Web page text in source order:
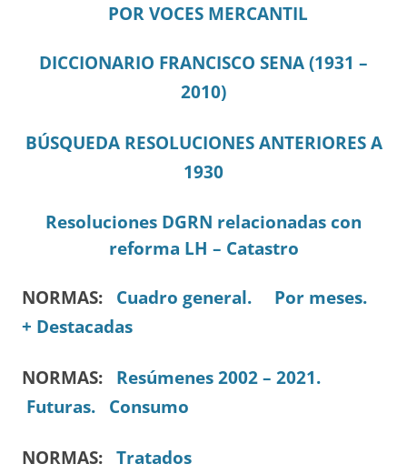
POR VOCES MERCANTIL
DICCIONARIO FRANCISCO SENA (1931 –
2010)
BÚSQUEDA RESOLUCIONES ANTERIORES A
1930
Resoluciones DGRN relacionadas con
reforma LH – Catastro
NORMAS: Cuadro general.
Por meses.
+ Destacadas
NORMAS: Resúmenes 2002 – 2021.
Futuras.
Consumo
NORMAS: Tratados